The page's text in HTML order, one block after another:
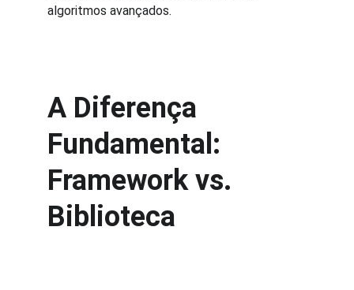
algoritmos avançados.
A Diferença
Fundamental:
Framework vs.
Biblioteca